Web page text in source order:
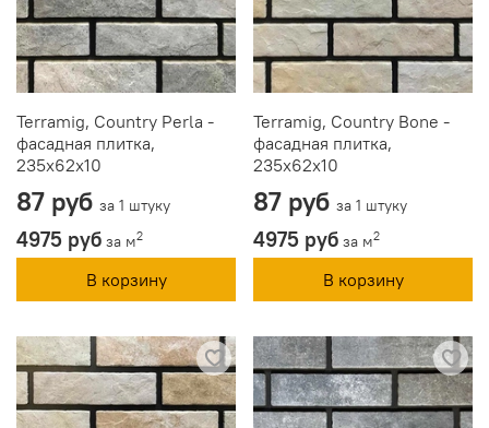
Terramig, Country Perla -
фасадная плитка,
235x62x10
87 руб за 1 штуку
4975 руб за м2
В корзину
Terramig, Country Bone -
фасадная плитка,
235x62x10
87 руб за 1 штуку
4975 руб за м2
В корзину